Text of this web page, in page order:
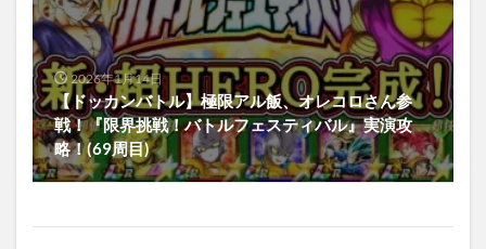
2026年1月14日
【ドッカンバトル】極限アル飯、オレコロさん参
戦！『限界挑戦！バトルフェスティバル』実演攻
略！(69周目)